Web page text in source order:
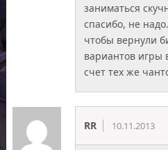
заниматься
спасибо, не
чтобы вернули
вариантов игры
счет тех же
RR 10.11.2013